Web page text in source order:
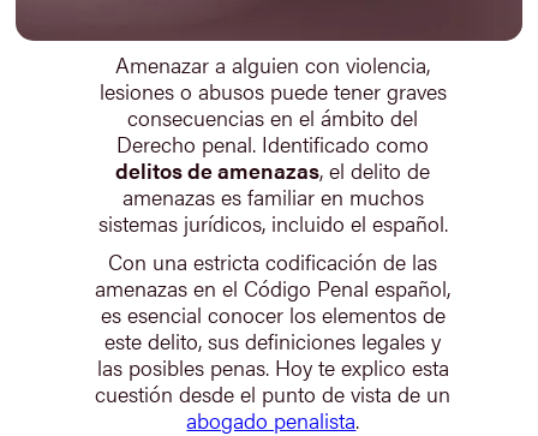
Amenazar a alguien con violencia,
lesiones o abusos puede tener graves
consecuencias en el ámbito del
Derecho penal. Identificado como
delitos de amenazas, el delito de
amenazas es familiar en muchos
sistemas jurídicos, incluido el español.
Con una estricta codificación de las
amenazas en el Código Penal español,
es esencial conocer los elementos de
este delito, sus definiciones legales y
las posibles penas. Hoy te explico esta
cuestión desde el punto de vista de un
abogado penalista.